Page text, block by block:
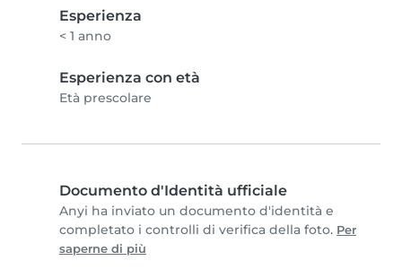
Esperienza
< 1 anno
Esperienza con età
Età prescolare
Documento d'Identità ufficiale
Anyi ha inviato un documento d'identità e
completato i controlli di verifica della foto. Per
saperne di più